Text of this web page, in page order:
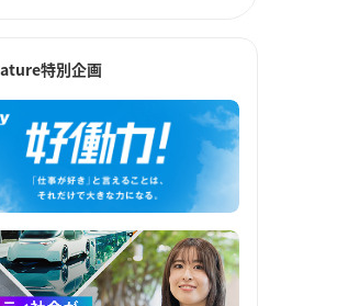
特別企画